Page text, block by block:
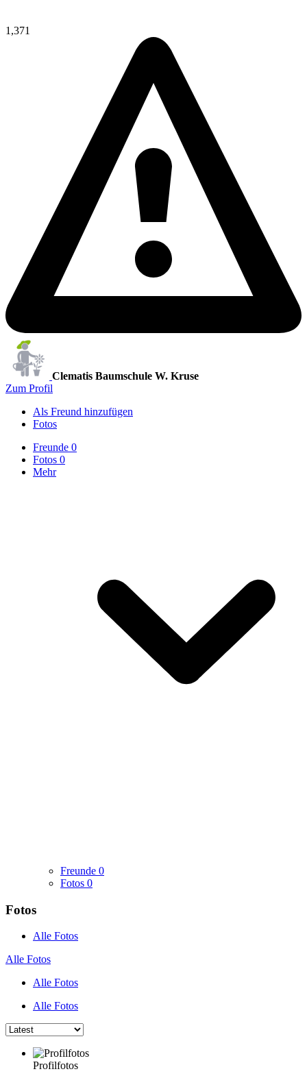
1,371
Clematis Baumschule W. Kruse
Zum Profil
Als Freund hinzufügen
Fotos
Freunde 0
Fotos 0
Mehr
Freunde 0
Fotos 0
Fotos
Alle Fotos
Alle Fotos
Alle Fotos
Alle Fotos
Profilfotos